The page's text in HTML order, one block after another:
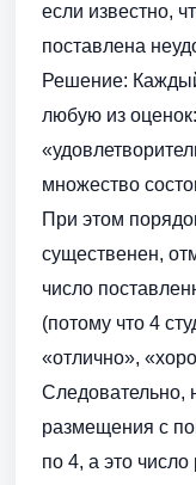
если известно,
поставлена
Решение:
любую из
множество
При этом
существенен,
число
(потому что 4
«отлично»,
Следовательно,
размещения с
по 4, а это